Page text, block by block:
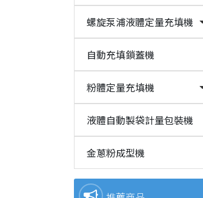
螺旋泵浦液體定量充填機
自動充填鎖蓋機
粉體定量充填機
液體自動製袋計量包裝機
金蔥粉成型機